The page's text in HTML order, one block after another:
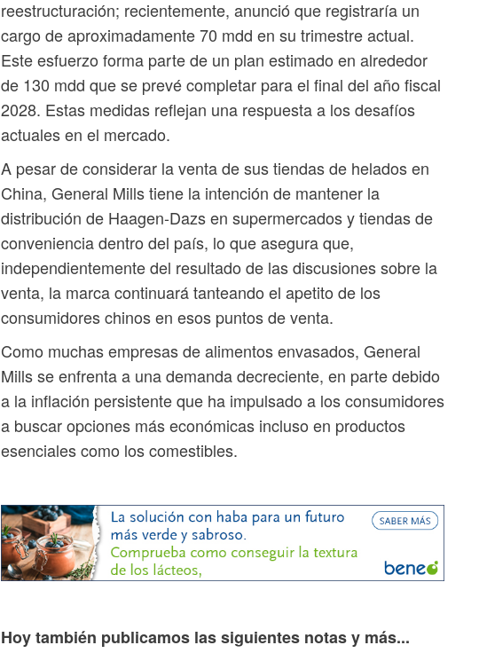
reestructuración; recientemente, anunció que registraría un
cargo de aproximadamente 70 mdd en su trimestre actual.
Este esfuerzo forma parte de un plan estimado en alrededor
de 130 mdd que se prevé completar para el final del año fiscal
2028. Estas medidas reflejan una respuesta a los desafíos
actuales en el mercado.
A pesar de considerar la venta de sus tiendas de helados en
China, General Mills tiene la intención de mantener la
distribución de Haagen-Dazs en supermercados y tiendas de
conveniencia dentro del país, lo que asegura que,
independientemente del resultado de las discusiones sobre la
venta, la marca continuará tanteando el apetito de los
consumidores chinos en esos puntos de venta.
Como muchas empresas de alimentos envasados, General
Mills se enfrenta a una demanda decreciente, en parte debido
a la inflación persistente que ha impulsado a los consumidores
a buscar opciones más económicas incluso en productos
esenciales como los comestibles.
Hoy también publicamos las siguientes notas y más...